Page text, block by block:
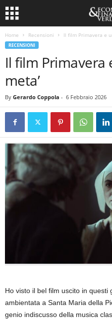
Home Recensioni Il film Primavera e
RECENSIONI
Il film Primavera
meta’
By Gerardo Coppola - 6 Febbraio 2026
Ho visto il bel film uscito in questi
ambientata a Santa Maria della
genio indiscusso della musica